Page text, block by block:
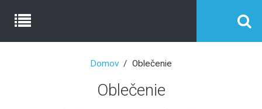
Domov Oblečenie
Oblečenie